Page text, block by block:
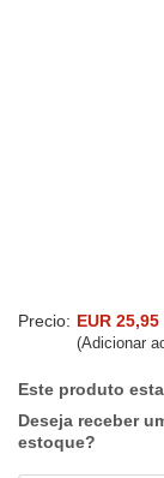
Precio: EUR 25,95
(Adicionar
Este produto
Deseja receber
estoque?